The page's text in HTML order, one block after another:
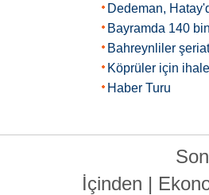
Dedeman,
Bayramda 140
Bahreynliler
Köprüler için
Haber Turu
İçinden |